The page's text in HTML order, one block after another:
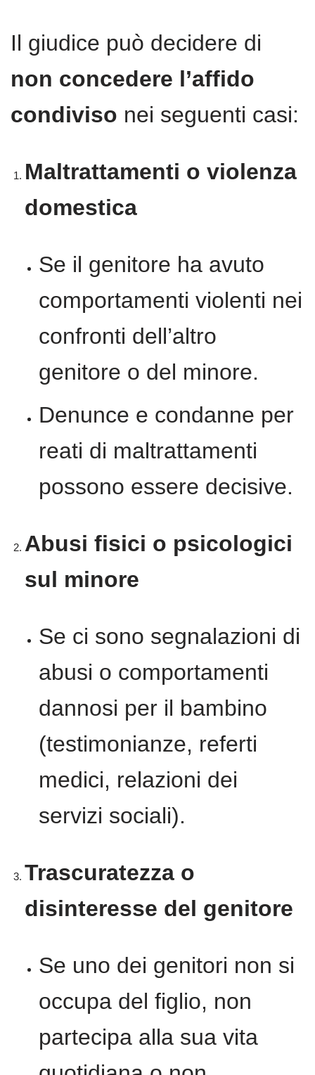
Il giudice può decidere di
non concedere l’affido
condiviso nei seguenti casi:
Maltrattamenti o violenza
domestica
Se il genitore ha avuto
comportamenti violenti nei
confronti dell’altro
genitore o del minore.
Denunce e condanne per
reati di maltrattamenti
possono essere decisive.
Abusi fisici o psicologici
sul minore
Se ci sono segnalazioni di
abusi o comportamenti
dannosi per il bambino
(testimonianze, referti
medici, relazioni dei
servizi sociali).
Trascuratezza o
disinteresse del genitore
Se uno dei genitori non si
occupa del figlio, non
partecipa alla sua vita